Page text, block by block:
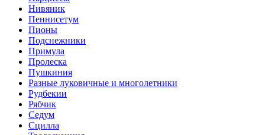
Нивяник
Пеннисетум
Пионы
Подснежники
Примула
Пролеска
Пушкиния
Разные луковичные и многолетники
Рудбекии
Рябчик
Седум
Сцилла